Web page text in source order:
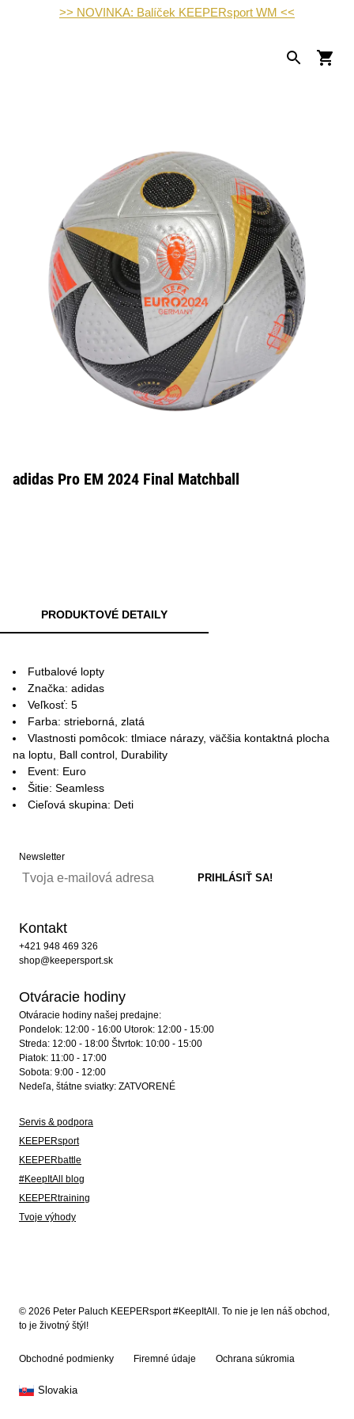
>> NOVINKA: Balíček KEEPERsport WM <<
adidas Pro EM 2024 Final Matchball
PRODUKTOVÉ DETAILY
Futbalové lopty
Značka: adidas
Veľkosť: 5
Farba: strieborná, zlatá
Vlastnosti pomôcok: tlmiace nárazy, väčšia kontaktná plocha
na loptu, Ball control, Durability
Event: Euro
Šitie: Seamless
Cieľová skupina: Deti
Newsletter
Kontakt
+421 948 469 326
shop@keepersport.sk
Otváracie hodiny
Otváracie hodiny našej predajne:
Pondelok: 12:00 - 16:00 Utorok: 12:00 - 15:00
Streda: 12:00 - 18:00 Štvrtok: 10:00 - 15:00
Piatok: 11:00 - 17:00
Sobota: 9:00 - 12:00
Nedeľa, štátne sviatky: ZATVORENÉ
Servis & podpora
KEEPERsport
KEEPERbattle
#KeepItAll blog
KEEPERtraining
Tvoje výhody
© 2026 Peter Paluch KEEPERsport #KeepItAll. To nie je len náš obchod,
to je životný štýl!
Obchodné podmienky Firemné údaje Ochrana súkromia
Slovakia